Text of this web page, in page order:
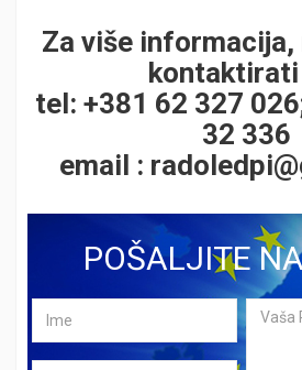
Za više informacija,
kontaktirati
tel: +381 62 327
32 336
email :
POŠALJITE